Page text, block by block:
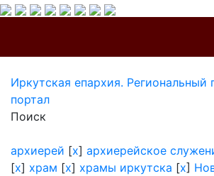
Иркутская епархия. Региональный
портал
Поиск
архиерей [x] архиерейское
[x] храм [x] храмы иркутска [x]